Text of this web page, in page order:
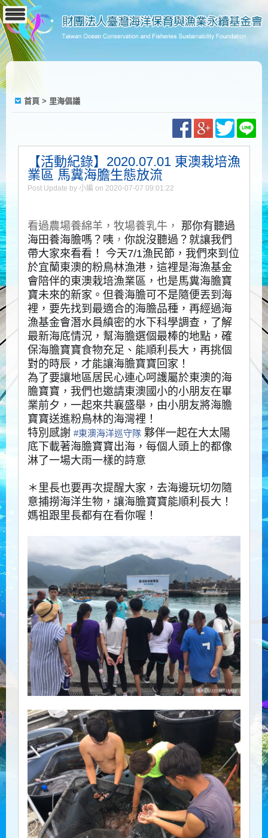
首頁 > 里海倡議
【活動紀錄】2020.07.01 東澳栽培漁
業區 馬糞海膽生態放流
Post Update by 小編 on 2020-07-07 09:01:22
看過農場養綿羊，牧場養乳牛 ，
那你有聽過
海田養海膽嗎？咦 ， 你說沒聽過？就讓我們
帶大家來看看！
今天7/1漁民節，我們來到位
於宜蘭東澳的粉鳥林漁港，這裡是海漁基金
會陪伴的東澳栽培漁業區，也是馬糞海膽寶
寶未來的新家。但養海膽可不是隨便丟到海
裡，要先找到最適合的海膽品種，再經過海
漁基金會潛水員縝密的水下科學調查，了解
最新海底情況，幫海膽選個最棒的地點，確
保海膽寶寶食物充足、能順利長大，再挑個
對的時辰，才能讓海膽寶寶回家！
為了要讓地區居民心連心呵護屬於東澳的海
膽寶寶，我們也邀請東澳國小的小朋友在畢
業前夕，一起來共襄盛舉，由小朋友將海膽
寶寶送進粉鳥林的海灣裡！
特別感謝 #東澳海洋巡守隊 夥伴一起在大太陽
底下載著海膽寶寶出海，每個人頭上的都像
淋了一場大雨一樣的詩意
＊ 里長也要再次提醒大家，去海邊玩切勿隨
意捕撈海洋生物，讓海膽寶寶能順利長大！
媽祖跟里長都有在看你喔！